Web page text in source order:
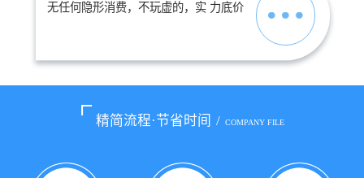
无任何隐形消费，不玩虚的，实 力底价
精简流程·节省时间 / COMPANY FILE